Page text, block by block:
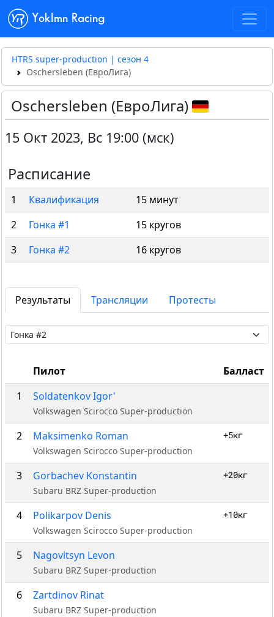
Yoklmn Racing
HTRS super-production | сезон 4
Oschersleben (ЕвроЛига)
Oschersleben (ЕвроЛига)
15 Окт 2023, Вс 19:00 (мск)
Расписание
1 Квалификация
15 минут
2
Гонка #1
15 кругов
3
Гонка #2 16 кругов
Результаты Трансляции Протесты
Пилот
Балласт
1
Soldatenkov Igor'
Volkswagen Scirocco Super-production
2 Maksimenko Roman
Volkswagen Scirocco Super-production
+5кг
3 Gorbachev Konstantin
Subaru BRZ Super-production
+20кг
4 Polikarpov Denis
Volkswagen Scirocco Super-production
+10кг
5 Nagovitsyn Levon
Subaru BRZ Super-production
6 Zartdinov Rinat
Subaru BRZ Super-production